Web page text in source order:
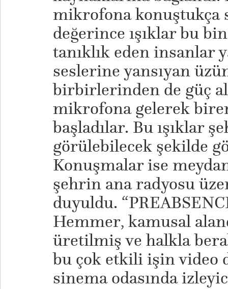
mikrofona konuştukça
değerince ışıklar bu
tanıklık eden insanlar
seslerine yansıyan
birbirlerinden de güç
mikrofona gelerek
başladılar. Bu ışıklar
görülebilecek şekilde
Konuşmalar ise
şehrin ana radyosu
duyuldu.
Hemmer, kamusal
üretilmiş ve halkla
bu çok etkili işin video
sinema odasında